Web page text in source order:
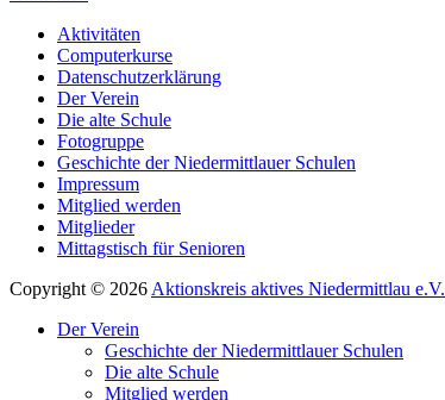
Aktivitäten
Computerkurse
Datenschutzerklärung
Der Verein
Die alte Schule
Fotogruppe
Geschichte der Niedermittlauer Schulen
Impressum
Mitglied werden
Mitglieder
Mittagstisch für Senioren
Copyright © 2026 Aktionskreis aktives Niedermittlau e.V.
scrollenDer Verein
Geschichte der Niedermittlauer Schulen
Die alte Schule
Mitglied werden